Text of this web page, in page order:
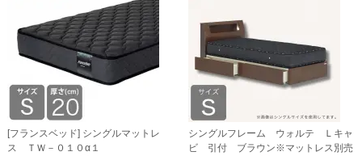
[フランスベッド] シングルマットレ
ス ＴＷ－０１０α１
シングルフレーム ウォルテ Ｌキャ
ビ 引付 ブラウン※マットレス別売